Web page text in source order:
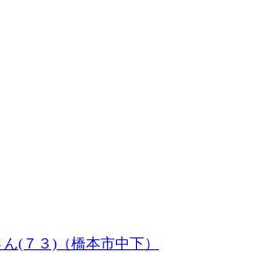
(７３)（橋本市中下）